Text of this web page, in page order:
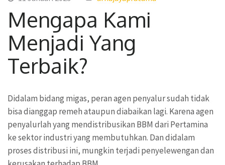
Mengapa Kami
Menjadi Yang
Terbaik?
Didalam bidang migas, peran agen penyalur sudah tidak
bisa dianggap remeh ataupun diabaikan lagi. Karena agen
penyalurlah yang mendistribusikan BBM dari Pertamina
ke sektor industri yang membutuhkan. Dan didalam
proses distribusi ini, mungkin terjadi penyelewengan dan